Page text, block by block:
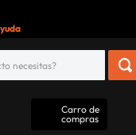
Carro de
compras